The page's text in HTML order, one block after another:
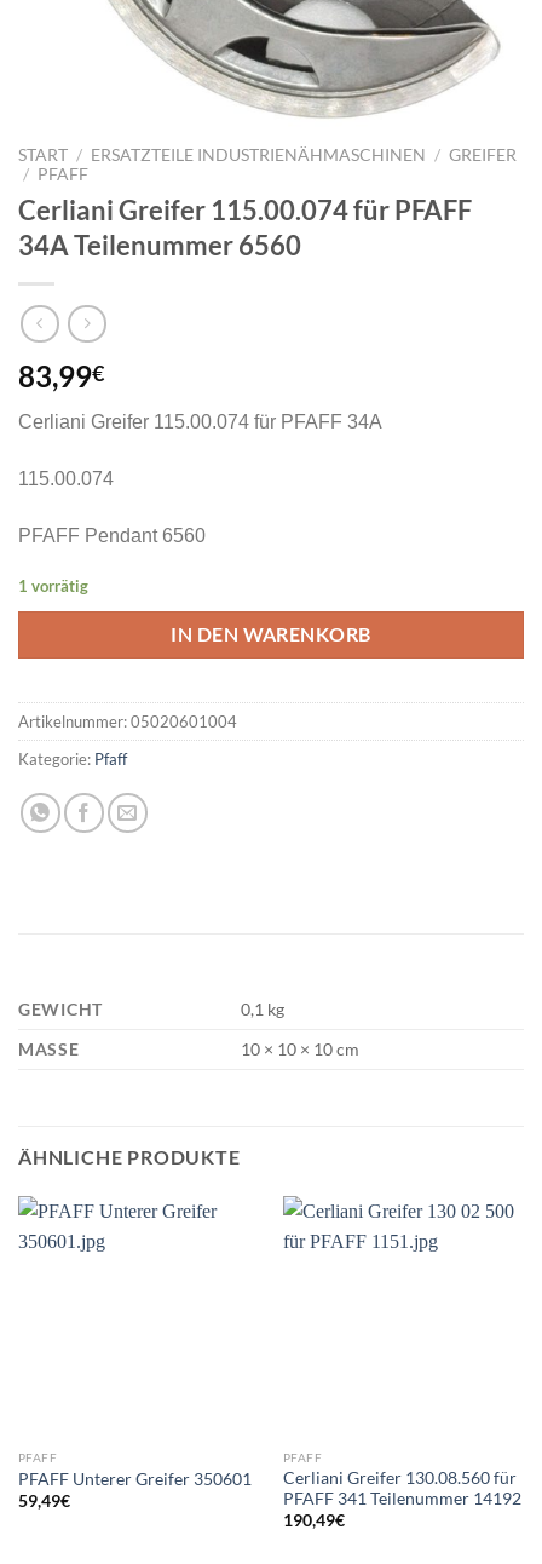
START / ERSATZTEILE INDUSTRIENÄHMASCHINEN / GREIFER
/ PFAFF
Cerliani Greifer 115.00.074 für PFAFF
34A Teilenummer 6560
83,99€
Cerliani Greifer 115.00.074 für PFAFF 34A
115.00.074
PFAFF Pendant 6560
1 vorrätig
IN DEN WARENKORB
Artikelnummer:05020601004
Kategorie: Pfaff
GEWICHT
0,1 kg
MASSE
10 × 10 × 10 cm
ÄHNLICHE PRODUKTE
PFAFF
PFAFF Unterer Greifer 350601
59,49€
PFAFF
Cerliani Greifer 130.08.560 für
PFAFF 341 Teilenummer 14192
190,49€